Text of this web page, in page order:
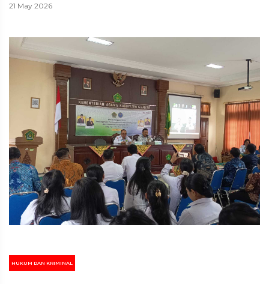
21 May 2026
HUKUM DAN KRIMINAL